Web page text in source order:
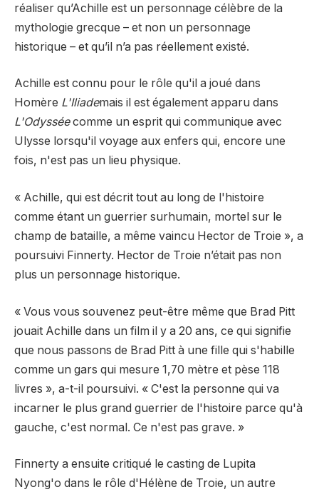
réaliser qu’Achille est un personnage célèbre de la
mythologie grecque – et non un personnage
historique – et qu’il n’a pas réellement existé.
Achille est connu pour le rôle qu'il a joué dans
Homère L'Iliademais il est également apparu dans
L'Odysséecomme un esprit qui communique avec
Ulysse lorsqu'il voyage aux enfers qui, encore une
fois, n'est pas un lieu physique.
« Achille, qui est décrit tout au long de l'histoire
comme étant un guerrier surhumain, mortel sur le
champ de bataille, a même vaincu Hector de Troie », a
poursuivi Finnerty. Hector de Troie n’était pas non
plus un personnage historique.
« Vous vous souvenez peut-être même que Brad Pitt
jouait Achille dans un film il y a 20 ans, ce qui signifie
que nous passons de Brad Pitt à une fille qui s'habille
comme un gars qui mesure 1,70 mètre et pèse 118
livres », a-t-il poursuivi. « C'est la personne qui va
incarner le plus grand guerrier de l'histoire parce qu'à
gauche, c'est normal. Ce n'est pas grave. »
Finnerty a ensuite critiqué le casting de Lupita
Nyong'o dans le rôle d'Hélène de Troie, un autre